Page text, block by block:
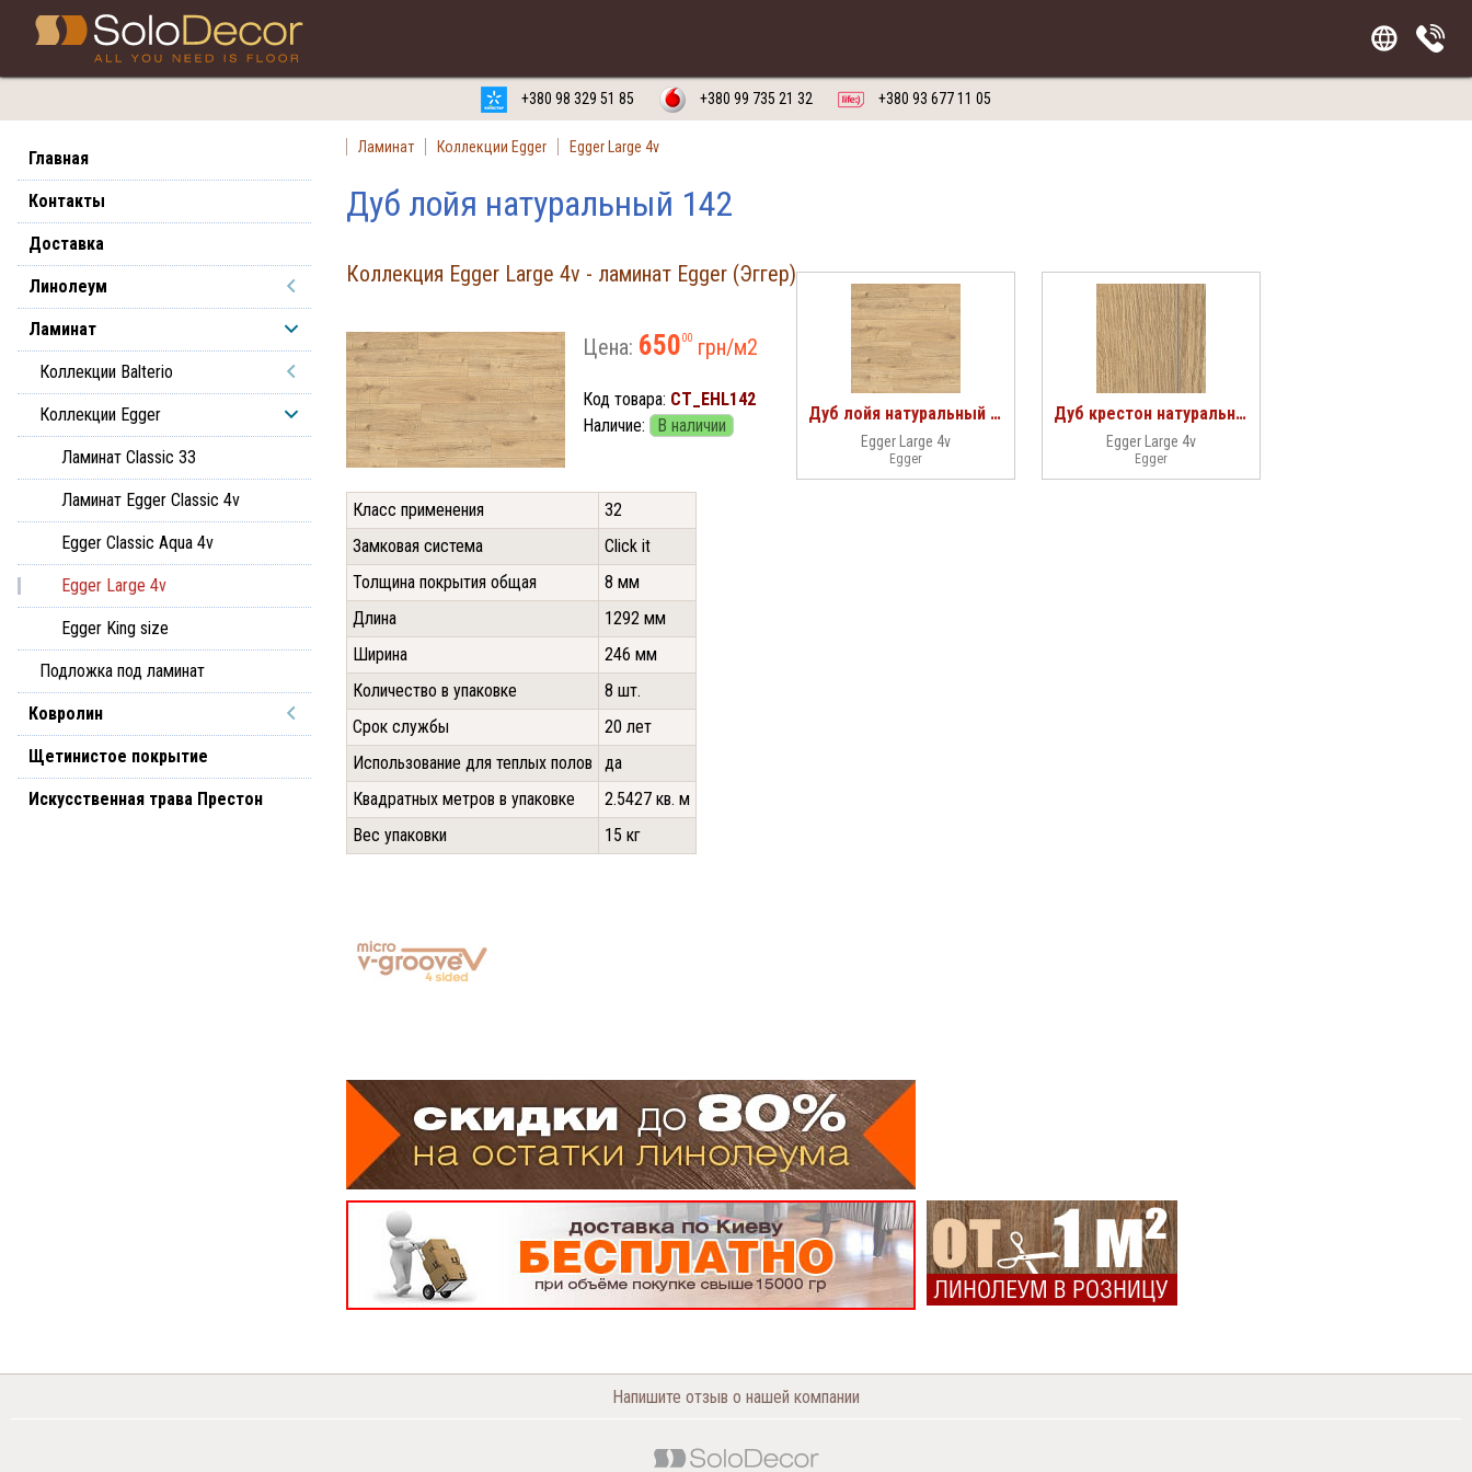
+380 98 329 51 85 +380 99 735 21 32 +380 93 677 11 05
Главная
Контакты
Доставка
Линолеум
Ламинат
Коллекции Balterio
Коллекции Egger
Ламинат Classic 33
Ламинат Egger Classic 4v
Egger Classic Aqua 4v
Egger Large 4v
Egger King size
Подложка под ламинат
Ковролин
Щетинистое покрытие
Искусственная трава Престон
Ламинат Коллекции Egger Egger Large 4v
Дуб лойя натуральный 142
Коллекция Egger Large 4v - ламинат Egger (Эггер)
Цена: 65000 грн/м2
Код товара: CT_EHL142
Наличие:
В наличии
Класс применения
32
Замковая система
Click it
Толщина покрытия общая
8 мм
Длина
1292 мм
Ширина
246 мм
Количество в упаковке
8 шт.
Срок службы
20 лет
Использование для теплых полов
да
Квадратных метров в упаковке
2.5427 кв. м
Вес упаковки
15 кг
Дуб лойя натуральный 142
Egger Large 4v
Egger
Дуб крестон натуральный 106
Egger Large 4v
Egger
Напишите отзыв о нашей компании